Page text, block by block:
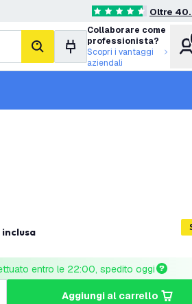
4.6 stelle diOltre
cerca
Collaborare come
professionista?
Scopri i vantaggi
aziendali
inclusa
entro le 22:00, spedito oggi
aggiungi al carrello